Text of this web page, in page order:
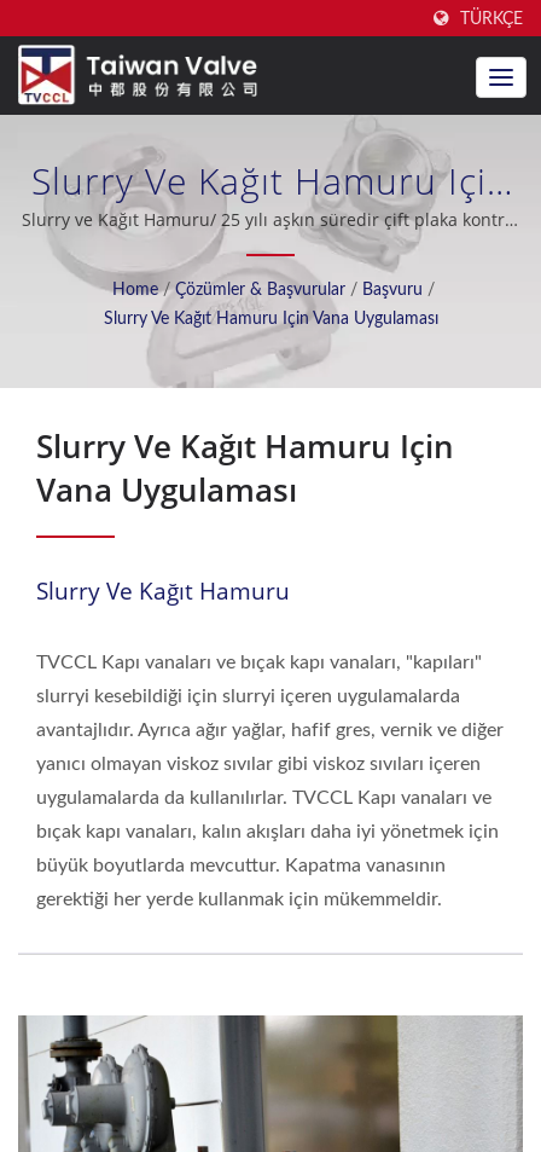
TÜRKÇE
Slurry Ve Kağıt Hamuru Için
Vana Uygulaması / 20 Yıldan
Fazla Süredir CE Sertifikalı
İkili Plaka Kontrol Vanası
Üreticisi | Taiwan Valve
Centre Co., Ltd.
Slurry ve Kağıt Hamuru/ 25 yılı aşkın süredir çift plaka kontrol
vanası üretiminde deneyim, mükemmel satış sonrası destek,
OEM / ODM, petrol endüstrisi, gemi inşaatı, deniz suyu arıtma,
soğutma sistemi, nükleer endüstri.
Home / Çözümler & Başvurular / Başvuru /
Slurry Ve Kağıt Hamuru Için Vana Uygulaması
Slurry Ve Kağıt Hamuru Için
Vana Uygulaması
Slurry Ve Kağıt Hamuru
TVCCL Kapı vanaları ve bıçak kapı vanaları, "kapıları"
slurryi kesebildiği için slurryi içeren uygulamalarda
avantajlıdır. Ayrıca ağır yağlar, hafif gres, vernik ve diğer
yanıcı olmayan viskoz sıvılar gibi viskoz sıvıları içeren
uygulamalarda da kullanılırlar. TVCCL Kapı vanaları ve
bıçak kapı vanaları, kalın akışları daha iyi yönetmek için
büyük boyutlarda mevcuttur. Kapatma vanasının
gerektiği her yerde kullanmak için mükemmeldir.